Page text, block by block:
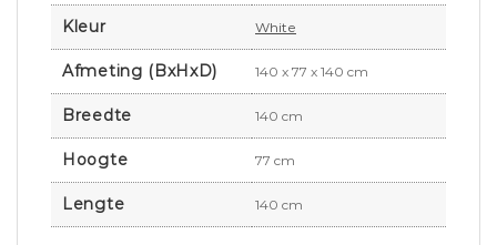
Kleur White
Afmeting (BxHxD) 140 x 77 x 140 cm
Breedte 140 cm
Hoogte 77 cm
Lengte 140 cm